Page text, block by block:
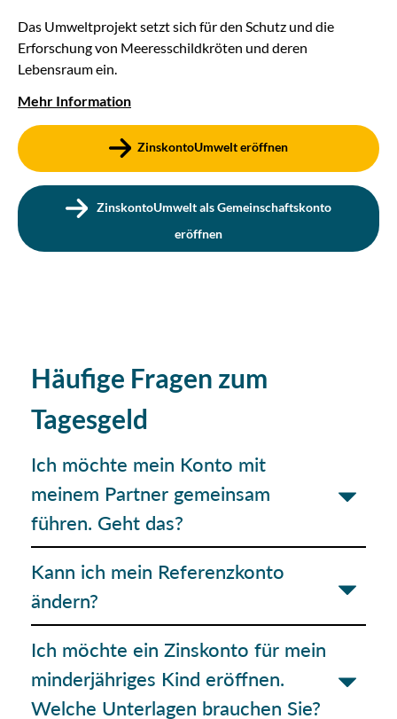
Das Umweltprojekt setzt sich für den Schutz und die
Erforschung von Meeresschildkröten und deren
Lebensraum ein.
Mehr Information
ZinskontoUmwelt eröffnen
ZinskontoUmwelt als Gemeinschaftskonto
eröffnen
Häufige Fragen zum
Tagesgeld
Ich möchte mein Konto mit
meinem Partner gemeinsam
führen. Geht das?
Kann ich mein Referenzkonto
ändern?
Ich möchte ein Zinskonto für mein
minderjähriges Kind eröffnen.
Welche Unterlagen brauchen Sie?